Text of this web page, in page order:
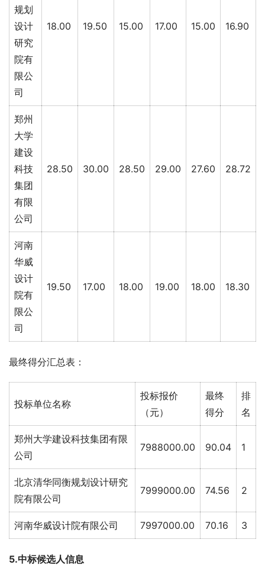
规划
设计
研究
院有
限公
司
18.00 19.50 15.00 17.00 15.00 16.90
郑州
大学
建设
科技
集团
有限
公司
28.50 30.00 28.50 29.00 27.60 28.72
河南
华威
设计
院有
限公
司
19.50 17.00 18.00 19.00 18.00 18.30
最终得分汇总表：
投标单位名称
投标报价
（元）
最终
得分
排
名
郑州大学建设科技集团有限
公司
7988000.00 90.04 1
北京清华同衡规划设计研究
院有限公司
7999000.00 74.56 2
河南华威设计院有限公司 7997000.00 70.16 3
5.中标候选人信息